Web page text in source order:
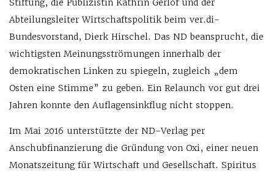
Stiftung, die Publizistin Kathrin Gerlof und der
Abteilungsleiter Wirtschaftspolitik beim ver.di-
Bundesvorstand, Dierk Hirschel. Das ND beansprucht, die
wichtigsten Meinungsströmungen innerhalb der
demokratischen Linken zu spiegeln, zugleich „dem
Osten eine Stimme” zu geben. Ein Relaunch vor gut drei
Jahren konnte den Auflagensinkflug nicht stoppen.
Im Mai 2016 unterstützte der ND-Verlag per
Anschubfinanzierung die Gründung von Oxi, einer neuen
Monatszeitung für Wirtschaft und Gesellschaft. Spiritus